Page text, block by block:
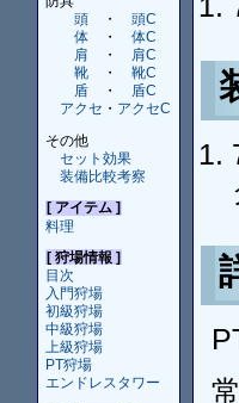
頭
・
頭C
体
・
体C
肩
・
肩C
靴
・
靴C
盾
・
盾C
アクセ ・ アクセC
その他
セット効果
装備比較考察
[ アイテム ]
料理
[ 狩場情報 ]
目次
入門狩場
初級狩場
中級狩場
上級狩場
PT狩場
エンドレスタワー